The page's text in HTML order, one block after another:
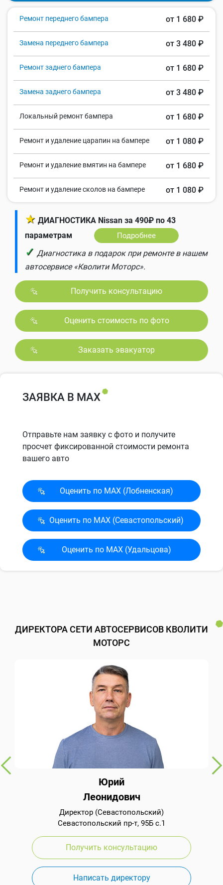
Ремонт переднего бампера от 1 680 ₽
Замена переднего бампера от 3 480 ₽
Ремонт заднего бампера от 1 680 ₽
Замена заднего бампера от 3 480 ₽
Локальный ремонт бампера от 1 680 ₽
Ремонт и удаление царапин на бампере от 1 080 ₽
Ремонт и удаление вмятин на бампере от 1 680 ₽
Ремонт и удаление сколов на бампере от 1 080 ₽
★ ДИАГНОСТИКА Nissan за 490₽ по 43
параметрам
Подробнее
✓ Диагностика в подарок при ремонте в нашем
автосервисе «Кволити Моторс».
Получить консультацию
Оценить стоимость по фото
Заказать эвакуатор
ЗАЯВКА В MAX
Отправьте нам заявку с фото и получите
просчет фиксированной стоимости ремонта
вашего авто
Оценить по MAX (Лобненская)
Оценить по MAX (Севасто­польский)
Оценить по MAX (Удальцова)
ДИРЕКТОРА СЕТИ АВТОСЕРВИСОВ КВОЛИТИ
МОТОРС
Юрий
Леонидович
Директор (Севастопольский)
Севастопольский пр-т, 95Б с.1
Получить консультацию
Написать директору